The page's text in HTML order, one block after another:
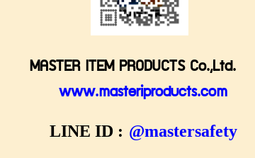
MASTER ITEM PRODUCTS Co.,Ltd.
www.masteriproducts.com
LINE ID : @mastersafety